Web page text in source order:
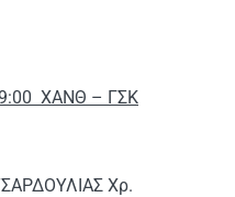
ΧΑΝΘ – ΓΣΚ
Χρ.